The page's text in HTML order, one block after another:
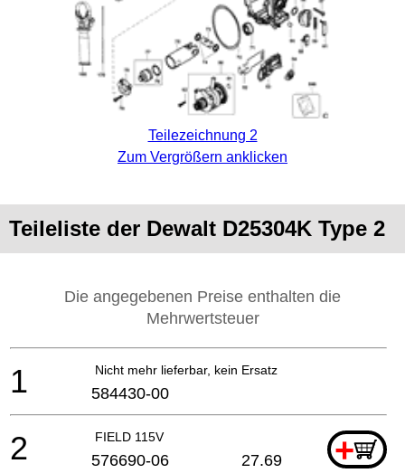
Teilezeichnung 2
Zum Vergrößern anklicken
Teileliste der Dewalt D25304K Type 2
Die angegebenen Preise enthalten die
Mehrwertsteuer
Nicht mehr lieferbar, kein Ersatz
1 584430-00
FIELD 115V +
2 576690-06 27.69